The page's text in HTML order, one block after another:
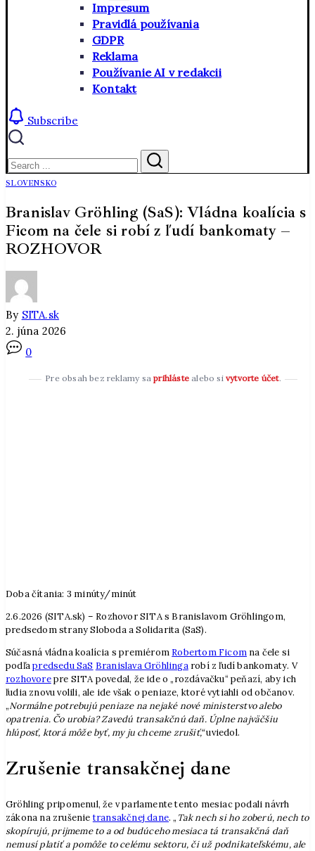
Impresum
Pravidlá používania
GDPR
Reklama
Používanie AI v redakcii
Kontakt
Subscribe
Close
Search
Search
SLOVENSKO
Branislav Gröhling (SaS): Vládna koalícia s
Ficom na čele si robí z ľudí bankomaty –
ROZHOVOR
By SITA.sk
2. júna 2026
0
Pre obsah bez reklamy saprihláste alebo si vytvorte účet.
Doba čítania: 3 minúty/minút
2.6.2026 (SITA.sk) – Rozhovor SITA s Branislavom Gröhlingom,
predsedom strany Sloboda a Solidarita (SaS).
Súčasná vládna koalícia s premiérom Robertom Ficom na čele si
podľapredsedu SaS Branislava Gröhlingarobí z ľudí bankomaty. V
rozhovorepre SITA povedal, že ide o „rozdávačku“ peňazí, aby ich
ľudia znovu volili, ale ide však o peniaze, ktoré vytiahli od občanov.
„Normálne potrebujú peniaze na nejaké nové ministerstvo alebo
opatrenia. Čo urobia? Zavedú transakčnú daň. Úplne najväčšiu
hlúposť, ktorá môže byť, my ju chceme zrušiť,“uviedol.
Zrušenie transakčnej dane
Gröhling pripomenul, že v parlamente tento mesiac podali návrh
zákona na zrušenietransakčnej dane. „ Tak nech si ho zoberú, nech to
skopírujú, prijmeme to a od budúceho mesiaca tá transakčná daň
nemusí platiť a pomôže to celému sektoru, či už podnikateľskému, ale